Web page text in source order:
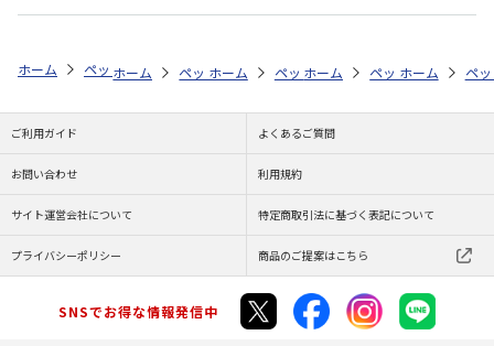
ホーム ペットストア ケージ・飼育その他用品 餌やり・水やり用品
ホーム ペットストア ケージ・飼育その他用品 餌
ホーム ペットストア ケージ・飼育その
ホーム ペットストア ケ
ホーム ペ
ご利用ガイド よくあるご質問
お問い合わせ 利用規約
サイト運営会社について 特定商取引法に基づく表記について
プライバシーポリシー 商品のご提案はこちら
SNSでお得な情報発信中